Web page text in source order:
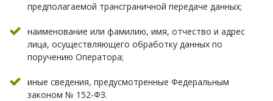
предполагаемой трансграничной передаче данных;
наименование или фамилию, имя, отчество и адрес
лица, осуществляющего обработку данных по
поручению Оператора;
иные сведения, предусмотренные Федеральным
законом № 152-ФЗ.